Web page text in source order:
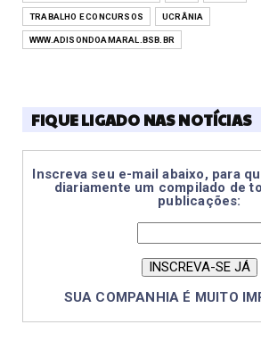
TRABALHO E CONCURSOS UCRÂNIA
WWW.ADISONDOAMARAL.BSB.BR
FIQUE LIGADO NAS NOTÍCIAS
Inscreva seu e-mail abaixo, para
diariamente um compilado de
publicações:
SUA COMPANHIA É MUITO